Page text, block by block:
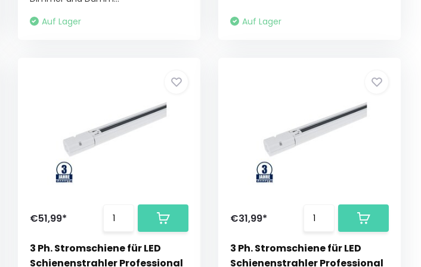
Auf Lager
Auf Lager
€51,99*
3 Ph. Stromschiene für LED
Schienenstrahler Professional
€31,99*
3 Ph. Stromschiene für LED
Schienenstrahler Professional